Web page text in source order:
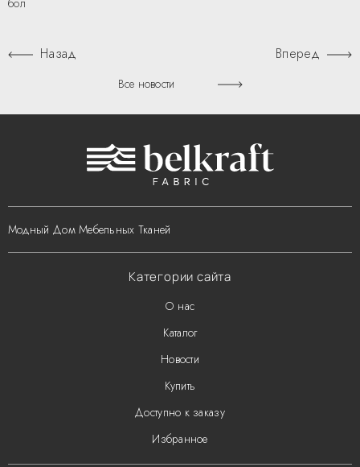
больше
Назад Вперед
Все новости
Модный Дом Мебельных Тканей
Категории сайта
О нас
Каталог
Новости
Купить
Доступно к заказу
Избранное